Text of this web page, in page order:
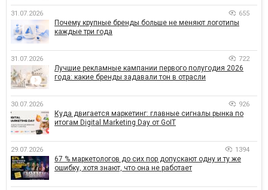
31.07.2026 655
Почему крупные бренды больше не меняют логотипы
каждые три года
31.07.2026 722
Лучшие рекламные кампании первого полугодия 2026
года: какие бренды задавали тон в отрасли
30.07.2026 926
Куда двигается маркетинг: главные сигналы рынка по
итогам Digital Marketing Day от GoIT
29.07.2026 1394
67 % маркетологов до сих пор допускают одну и ту же
ошибку, хотя знают, что она не работает